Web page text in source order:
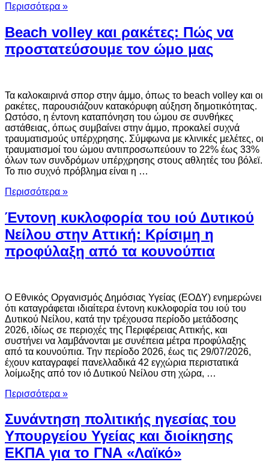
Περισσότερα »
Beach volley και ρακέτες: Πώς να
προστατεύσουμε τον ώμο μας
Τα καλοκαιρινά σπορ στην άμμο, όπως το beach volley και οι
ρακέτες, παρουσιάζουν κατακόρυφη αύξηση δημοτικότητας.
Ωστόσο, η έντονη καταπόνηση του ώμου σε συνθήκες
αστάθειας, όπως συμβαίνει στην άμμο, προκαλεί συχνά
τραυματισμούς υπέρχρησης. Σύμφωνα με κλινικές μελέτες, οι
τραυματισμοί του ώμου αντιπροσωπεύουν το 22% έως 33%
όλων των συνδρόμων υπέρχρησης στους αθλητές του βόλεϊ.
Το πιο συχνό πρόβλημα είναι η …
Περισσότερα »
Έντονη κυκλοφορία του ιού Δυτικού
Νείλου στην Αττική: Κρίσιμη η
προφύλαξη από τα κουνούπια
Ο Εθνικός Οργανισμός Δημόσιας Υγείας (ΕΟΔΥ) ενημερώνει
ότι καταγράφεται ιδιαίτερα έντονη κυκλοφορία του ιού του
Δυτικού Νείλου, κατά την τρέχουσα περίοδο μετάδοσης
2026, ιδίως σε περιοχές της Περιφέρειας Αττικής, και
συστήνει να λαμβάνονται με συνέπεια μέτρα προφύλαξης
από τα κουνούπια. Την περίοδο 2026, έως τις 29/07/2026,
έχουν καταγραφεί πανελλαδικά 42 εγχώρια περιστατικά
λοίμωξης από τον ιό Δυτικού Νείλου στη χώρα, …
Περισσότερα »
Συνάντηση πολιτικής ηγεσίας του
Υπουργείου Υγείας και διοίκησης
ΕΚΠΑ για το ΓΝΑ «Λαϊκό»